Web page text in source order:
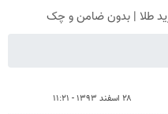
۲۸ اسفند ۱۳۹۳ - ۱۱:۲۱